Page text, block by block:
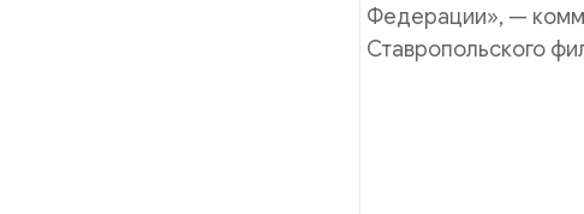
Федерации», —
Ставропольского